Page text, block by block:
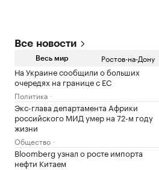
Все новости
Весь мир Ростов-на-Дону
На Украине сообщили о больших
очередях на границе с ЕС
Политика
Экс-глава департамента Африки
российского МИД умер на 72-м году
жизни
Общество
Bloomberg узнал о росте импорта
нефти Китаем